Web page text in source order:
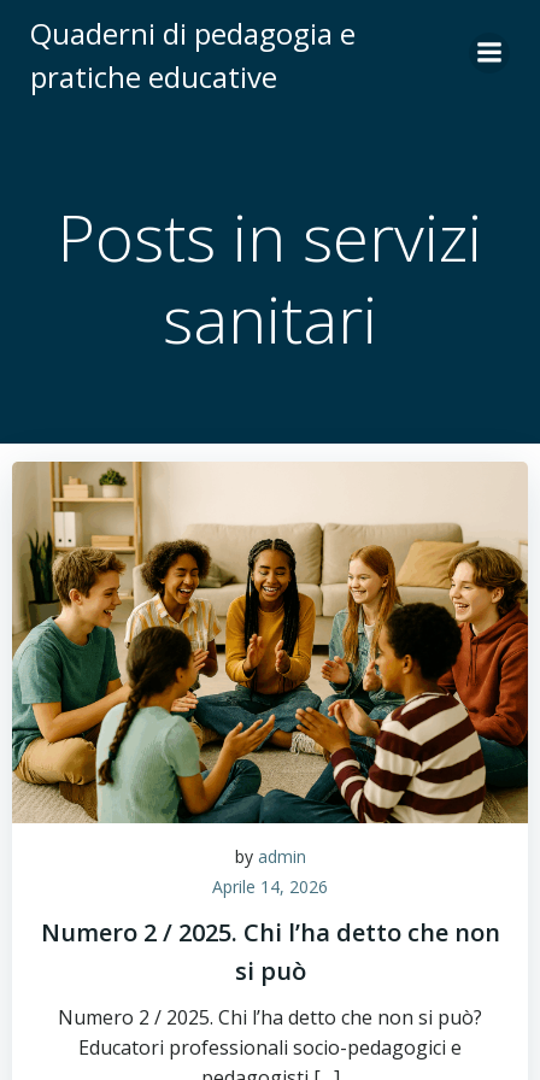
al
contenuto
Quaderni di pedagogia e
pratiche educative
Posts in servizi
sanitari
by admin
Aprile 14, 2026
Numero 2 / 2025. Chi l’ha detto che non
si può
Numero 2 / 2025. Chi l’ha detto che non si può?
Educatori professionali socio-pedagogici e